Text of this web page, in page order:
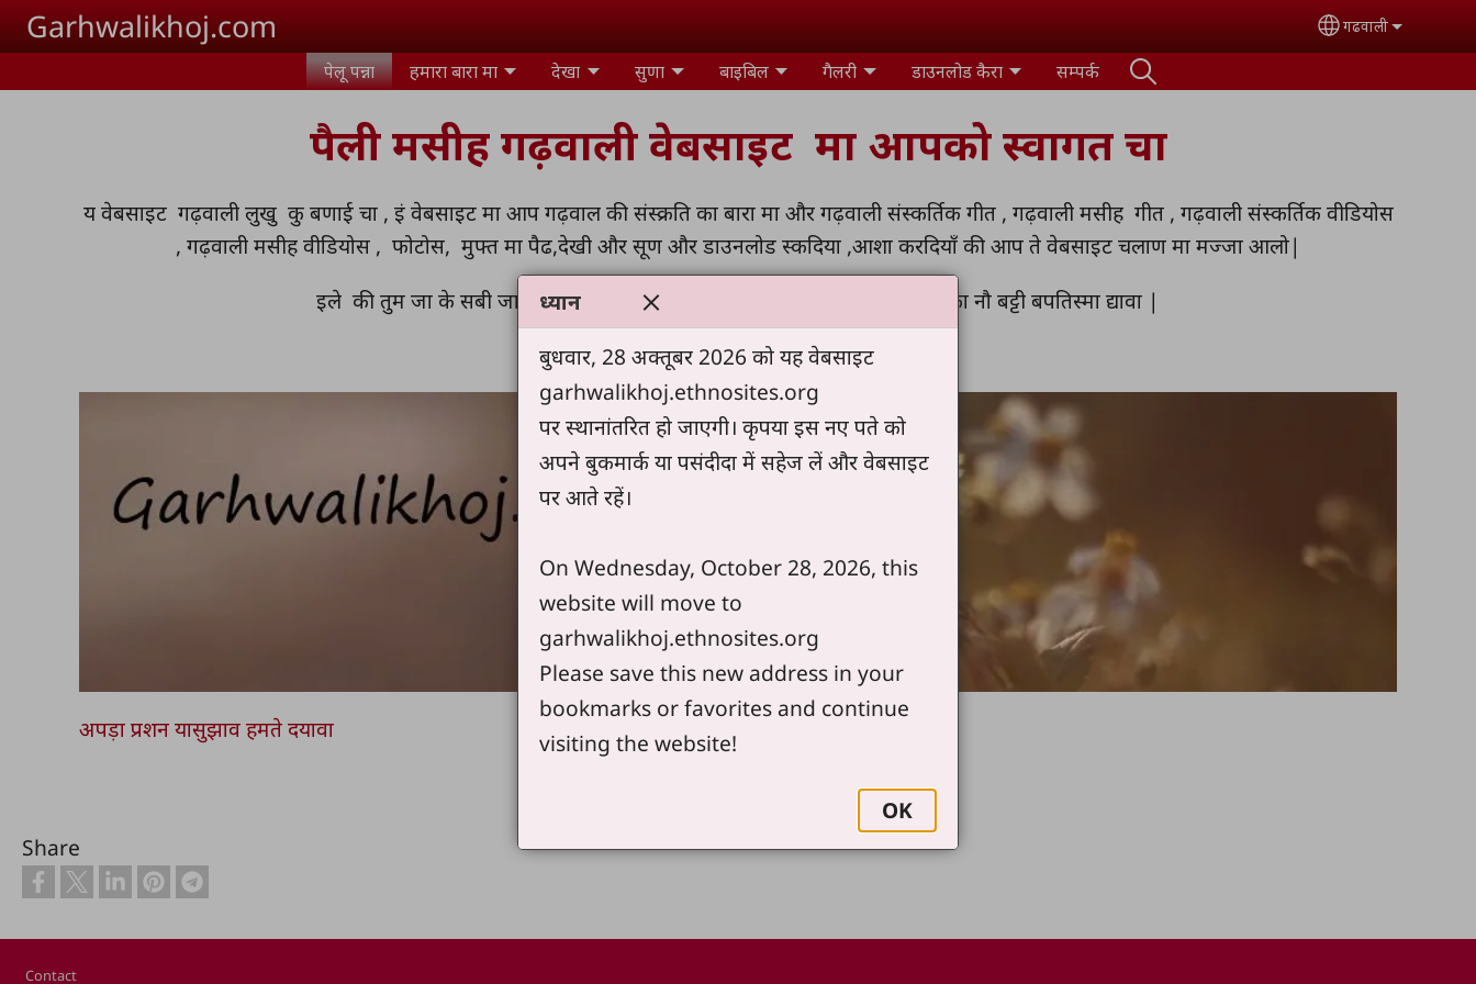
Skip to main content
Garhwalikhoj.com Select your
गढवाली
पेलू पन्ना हमारा बारा मा देखा सुणा बाइबिल गैलरी डाउनलोड कैरा सम्पर्क
पैली मसीह गढ़वाली वेबसाइट मा आपको स्वागत चा
य वेबसाइट गढ़वाली लुखु कु बणाई चा , इं वेबसाइट मा आप गढ़वाल की संस्क्रति का बारा मा और गढ़वाली संस्कर्तिक गीत , गढ़वाली मसीह गीत , गढ़वाली संस्कर्तिक वीडियोस
, गढ़वाली मसीह वीडियोस , फोटोस, मुफ्त मा पैढ,देखी और सूण और डाउनलोड स्कदिया ,आशा करदियाँ की आप ते वेबसाइट चलाण मा मज्जा आलो|
इले की तुम जा के सबी जातियों का लुखुं ते चेला बणावा और पिता और पवित्रआत्मा का नौ बट्टी बपतिस्मा द्यावा |
{ मत्ती 28 ;19 }
अपड़ा प्रशन यासुझाव हमते दयावा
Share
Footer
Contact
ध्यान
बुधवार, 28 अक्तूबर 2026 को यह वेबसाइट
garhwalikhoj.ethnosites.org
पर स्थानांतरित हो जाएगी। कृपया इस नए पते को
अपने बुकमार्क या पसंदीदा में सहेज लें और वेबसाइट
पर आते रहें।
On Wednesday, October 28, 2026, this
website will move to
garhwalikhoj.ethnosites.org
Please save this new address in your
bookmarks or favorites and continue
visiting the website!
OK